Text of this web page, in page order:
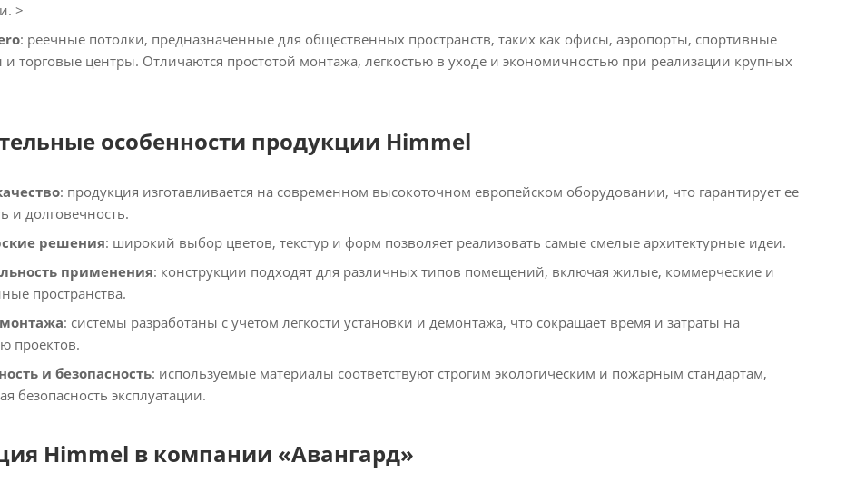
>
: реечные потолки, предназначенные для общественных пространств, таких как офисы, аэропорты, спортивные
и торговые центры. Отличаются простотой монтажа, легкостью в уходе и экономичностью при реализации крупных
особенности продукции Himmel
: продукция изготавливается на современном высокоточном европейском оборудовании, что гарантирует ее
и долговечность.
решения: широкий выбор цветов, текстур и форм позволяет реализовать самые смелые архитектурные идеи.
применения: конструкции подходят для различных типов помещений, включая жилые, коммерческие и
пространства.
: системы разработаны с учетом легкости установки и демонтажа, что сокращает время и затраты на
проектов.
и безопасность: используемые материалы соответствуют строгим экологическим и пожарным стандартам,
безопасность эксплуатации.
Himmel в компании «Авангард»